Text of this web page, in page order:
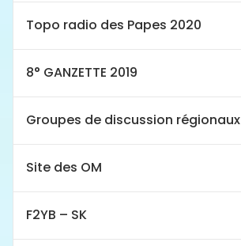
Topo radio des Papes 2020
8° GANZETTE 2019
Groupes de discussion régionaux
Site des OM
F2YB – SK